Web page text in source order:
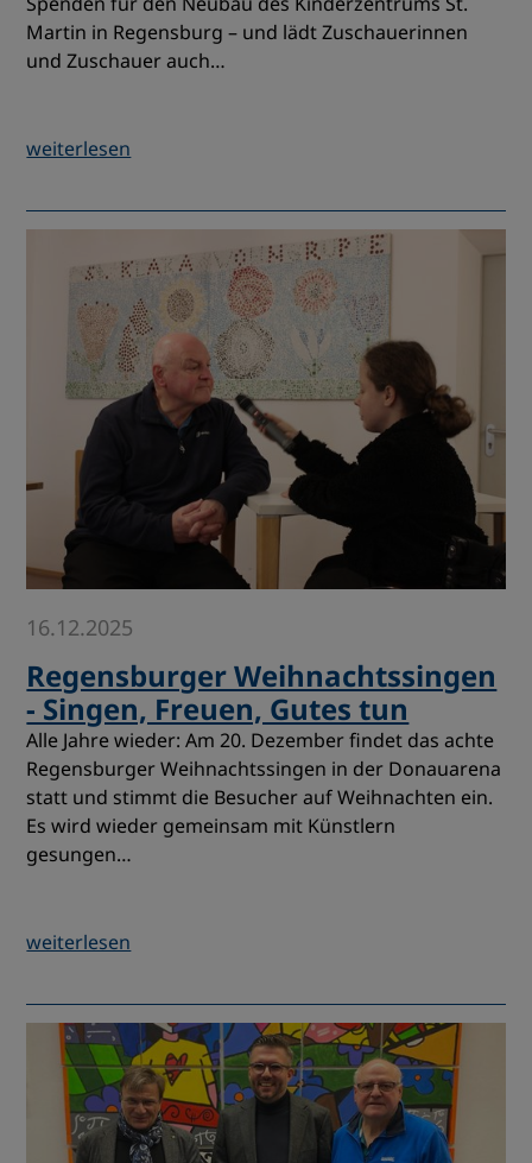
Martin in Regensburg – und lädt Zuschauerinnen
und Zuschauer auch…
weiterlesen
16.12.2025
Regensburger Weihnachtssingen
- Singen, Freuen, Gutes tun
Alle Jahre wieder: Am 20. Dezember findet das achte
Regensburger Weihnachtssingen in der Donauarena
statt und stimmt die Besucher auf Weihnachten ein.
Es wird wieder gemeinsam mit Künstlern
gesungen…
weiterlesen